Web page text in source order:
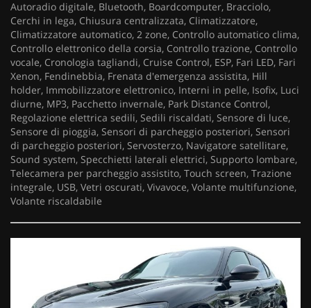
Autoradio digitale, Bluetooth, Boardcomputer, Bracciolo,
Cerchi in lega, Chiusura centralizzata, Climatizzatore,
Climatizzatore automatico, 2 zone, Controllo automatico clima,
Controllo elettronico della corsia, Controllo trazione, Controllo
vocale, Cronologia tagliandi, Cruise Control, ESP, Fari LED, Fari
Xenon, Fendinebbia, Frenata d'emergenza assistita, Hill
holder, Immobilizzatore elettronico, Interni in pelle, Isofix, Luci
diurne, MP3, Pacchetto invernale, Park Distance Control,
Regolazione elettrica sedili, Sedili riscaldati, Sensore di luce,
Sensore di pioggia, Sensori di parcheggio posteriori, Sensori
di parcheggio posteriori, Servosterzo, Navigatore satellitare,
Sound system, Specchietti laterali elettrici, Supporto lombare,
Telecamera per parcheggio assistito, Touch screen, Trazione
integrale, USB, Vetri oscurati, Vivavoce, Volante multifunzione,
Volante riscaldabile